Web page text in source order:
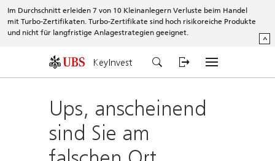
Im Durchschnitt erleiden 7 von 10 Kleinanlegern Verluste beim Handel
mit Turbo-Zertifikaten. Turbo-Zertifikate sind hoch risikoreiche Produkte
und nicht für langfristige Anlagestrategien geeignet.
^
KeyInvest
Ups, anscheinend
sind Sie am